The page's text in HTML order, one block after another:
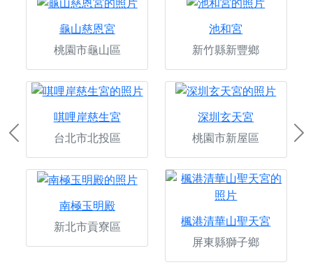
龜山慈恩宮
桃園市龜山區
池和宮
新竹縣新豐鄉
唭哩岸慈生宮
台北市北投區
深圳玄天宮
桃園市新屋區
南極玉明殿
新北市貢寮區
楓港清華山聖天宮
屏東縣獅子鄉
Previous